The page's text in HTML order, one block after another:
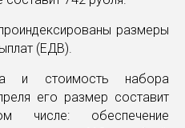
размеры
(ЕДВ).
и стоимость набора
его размер составит
обеспечение